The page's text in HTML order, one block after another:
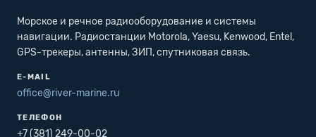
Морское и речное радиооборудование и системы
навигации. Радиостанции Motorola, Yaesu, Kenwood, Entel,
GPS-трекеры, антенны, ЗИП, спутниковая связь.
E-MAIL
office@river-marine.ru
ТЕЛЕФОН
+7 (381) 249-00-02